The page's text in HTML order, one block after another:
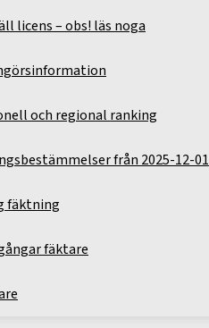
licens – obs! läs noga
och regional ranking
från 2025-12-01
fäktning
fäktare